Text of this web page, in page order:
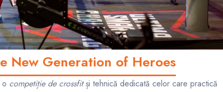
New Generation of Heroes
competiție de crossfitși tehnică dedicată celor care practică